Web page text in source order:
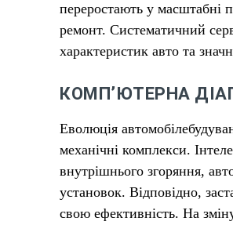
переростають у масштабні
ремонт. Систематичний
характеристик авто та
КОМП’ЮТЕРНА
Еволюція
механічні комплекси.
внутрішнього згоряння,
установок. Відповідно,
свою ефективність. На